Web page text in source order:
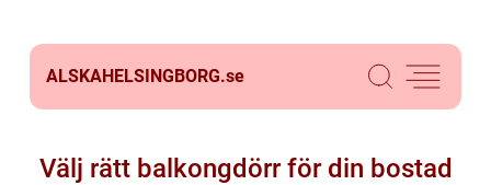
ALSKAHELSINGBORG.se
Välj rätt balkongdörr för din bostad